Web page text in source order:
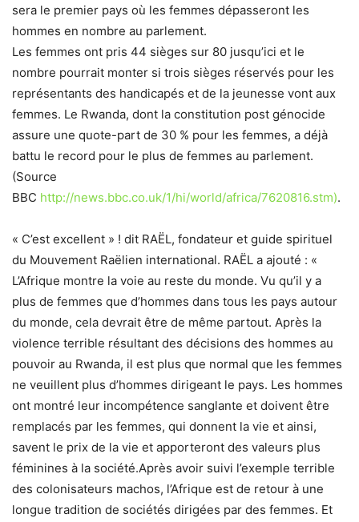
sera le premier pays où les femmes dépasseront les
hommes en nombre au parlement.
Les femmes ont pris 44 sièges sur 80 jusqu’ici et le
nombre pourrait monter si trois sièges réservés pour les
représentants des handicapés et de la jeunesse vont aux
femmes. Le Rwanda, dont la constitution post génocide
assure une quote-part de 30 % pour les femmes, a déjà
battu le record pour le plus de femmes au parlement.
(Source
BBC http://news.bbc.co.uk/1/hi/world/africa/7620816.stm).
« C’est excellent » ! dit RAËL, fondateur et guide spirituel
du Mouvement Raëlien international. RAËL a ajouté : «
L’Afrique montre la voie au reste du monde. Vu qu’il y a
plus de femmes que d’hommes dans tous les pays autour
du monde, cela devrait être de même partout. Après la
violence terrible résultant des décisions des hommes au
pouvoir au Rwanda, il est plus que normal que les femmes
ne veuillent plus d’hommes dirigeant le pays. Les hommes
ont montré leur incompétence sanglante et doivent être
remplacés par les femmes, qui donnent la vie et ainsi,
savent le prix de la vie et apporteront des valeurs plus
féminines à la société.Après avoir suivi l’exemple terrible
des colonisateurs machos, l’Afrique est de retour à une
longue tradition de sociétés dirigées par des femmes. Et